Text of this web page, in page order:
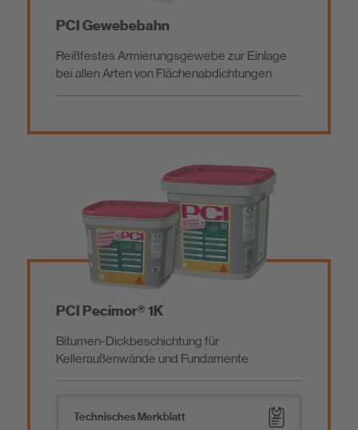
PCI Gewebebahn
Reißfestes Armierungsgewebe zur Einlage
bei allen Arten von Flächenabdichtungen
PCI Pecimor® 1K
Bitumen-Dickbeschichtung für
Kelleraußenwände und Fundamente
Technisches Merkblatt